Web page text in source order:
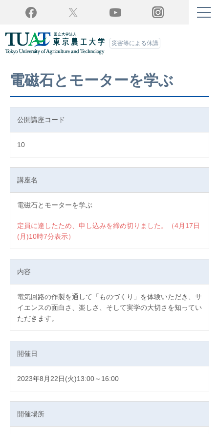
Facebook YouTube Instagram
災害等による休講
電磁石とモーターを学ぶ
公開講座コード
10
講座名
電磁石とモーターを学ぶ
定員に達したため、申し込みを締め切りました。（4月17日
(月)10時7分表示）
内容
電気回路の作製を通して「ものづくり」を体験いただき、サ
イエンスの面白さ、楽しさ、そして実学の大切さを知ってい
ただきます。
開催日
2023年8月22日(火)13:00～16:00
開催場所